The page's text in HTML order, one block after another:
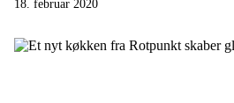
18. februar 2020